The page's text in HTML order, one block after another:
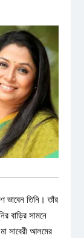
ভাবেন তিনি। তাঁর
বাড়ির সামনে
সাবেরী আলমের